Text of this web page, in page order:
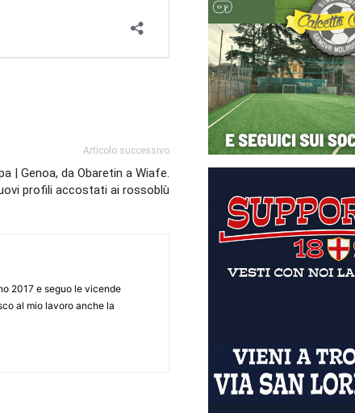
Articolo successivo
| Genoa, da Obaretin a Wiafe.
profili accostati ai rossoblù
2017 e seguo le vicende
al mio lavoro anche la